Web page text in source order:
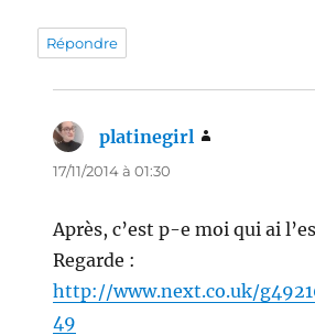
Répondre
platinegirl
17/11/2014 à 01:30
Après, c’est p-e moi qui ai
Regarde :
http://www.next.co.uk/
49